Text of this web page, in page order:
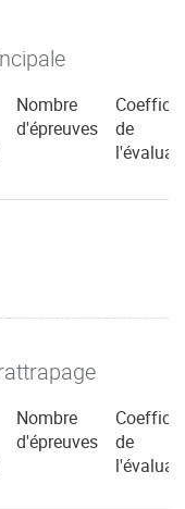
Nombre
d'épreuves
de
Nombre
d'épreuves
de